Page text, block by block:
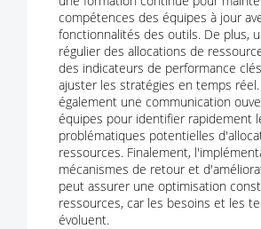
compétences des équipes à jour
fonctionnalités des outils. De plus,
régulier des allocations de
des indicateurs de performance
ajuster les stratégies en temps réel.
également une communication
équipes pour identifier rapidement
problématiques potentielles
ressources. Finalement,
mécanismes de retour et
peut assurer une optimisation
ressources, car les besoins et les
évoluent.